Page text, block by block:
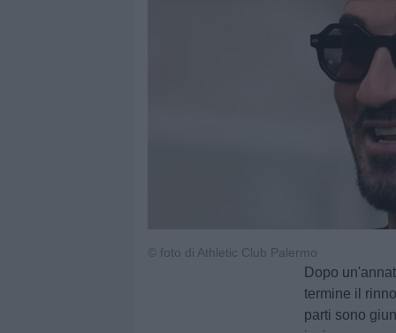
© foto di Athletic Club Palermo
Dopo
termine il
parti sono